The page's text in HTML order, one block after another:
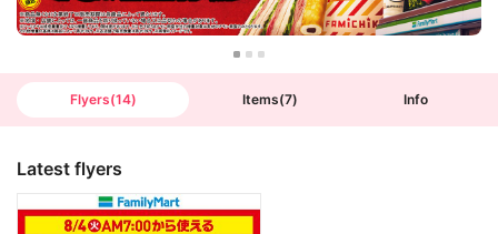
Flyers(14) Items(7) Info
Latest flyers